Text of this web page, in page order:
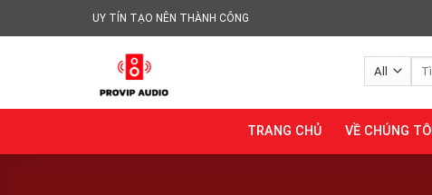
to
UY TÍN TẠO NÊN THÀNH CÔNG
Tìm
TRANG CHỦ VỀ CHÚNG TÔI